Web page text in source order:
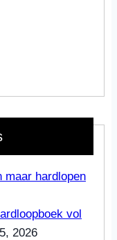
maar hardlopen
vol
2026